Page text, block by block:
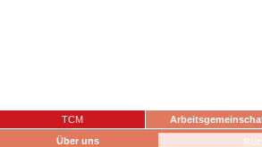
TCM
Über uns